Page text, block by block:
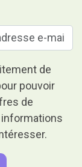
de
pouvoir
de